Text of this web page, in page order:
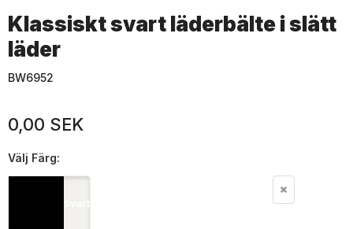
Klassiskt svart läderbälte i slätt
läder
BW6952
0,00 SEK
Välj Färg:
Svart